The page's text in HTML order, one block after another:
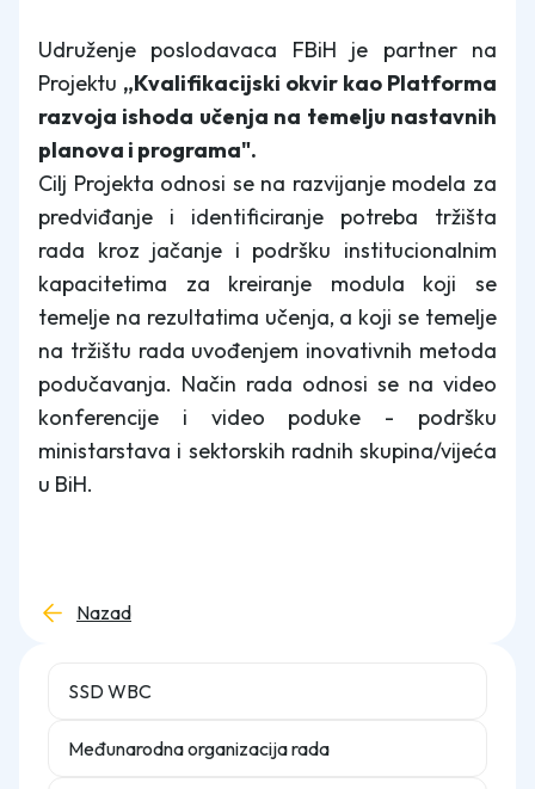
SSD WBC
Međunarodna organizacija rada
Udruženje poslodavaca FBiH je partner na
Projektu „Kvalifikacijski okvir kao Platforma
razvoja ishoda učenja na temelju nastavnih
planova i programa".
Cilj Projekta odnosi se na razvijanje modela za
predviđanje i identificiranje potreba tržišta
rada kroz jačanje i podršku institucionalnim
kapacitetima za kreiranje modula koji se
temelje na rezultatima učenja, a koji se temelje
na tržištu rada uvođenjem inovativnih metoda
podučavanja. Način rada odnosi se na video
konferencije i video poduke - podršku
ministarstava i sektorskih radnih skupina/vijeća
u BiH.
Nazad